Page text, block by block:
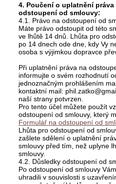
4. Poučení o uplatnění
odstoupení od smlouvy:
4.1. Právo na odstoupení od
Máte právo odstoupit od této
ve lhůtě 14 dnů. Lhůta pro
po 14 dnech ode dne, kdy Vy
osoba s výjimkou dopravce
Při uplatnění práva na
informujte o svém rozhodnutí
jednoznačným prohlášením
kontaktní mail:
naší strany potvrzen.
Pro tento účel můžete použít
odstoupení od smlouvy, který
Formulář na odstoupení od
Lhůta pro odstoupení od
zašlete sdělení o uplatnění
smlouvy před tím, než uplyne
smlouvy.
4.2. Důsledky odstoupení od
Po odstoupení od smlouvy
uhradili v souvislosti s